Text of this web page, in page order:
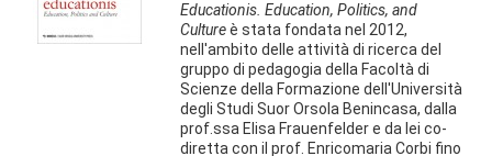
Educationis. Education, Politics, and
Cultureè stata fondata nel 2012,
nell'ambito delle attività di ricerca del
gruppo di pedagogia della Facoltà di
Scienze della Formazione dell'Università
degli Studi Suor Orsola Benincasa, dalla
prof.ssa Elisa Frauenfelder e da lei co-
diretta con il prof. Enricomaria Corbi fino